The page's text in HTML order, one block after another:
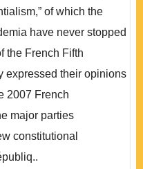
of which the
have never stopped
the French Fifth
expressed their opinions
2007 French
major parties
constitutional